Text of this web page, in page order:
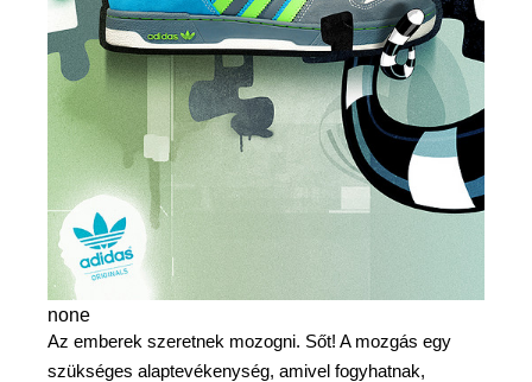
none
Az emberek szeretnek mozogni. Sőt! A mozgás egy
szükséges alaptevékenység, amivel fogyhatnak,